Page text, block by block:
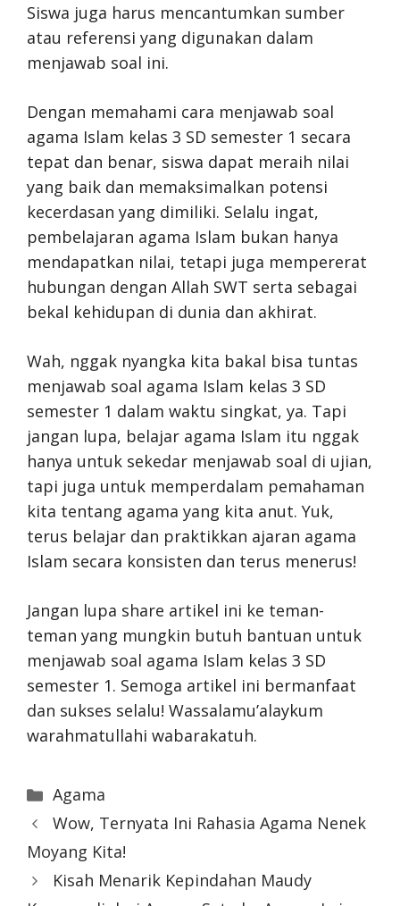
Siswa juga harus mencantumkan sumber
atau referensi yang digunakan dalam
menjawab soal ini.
Dengan memahami cara menjawab soal
agama Islam kelas 3 SD semester 1 secara
tepat dan benar, siswa dapat meraih nilai
yang baik dan memaksimalkan potensi
kecerdasan yang dimiliki. Selalu ingat,
pembelajaran agama Islam bukan hanya
mendapatkan nilai, tetapi juga mempererat
hubungan dengan Allah SWT serta sebagai
bekal kehidupan di dunia dan akhirat.
Wah, nggak nyangka kita bakal bisa tuntas
menjawab soal agama Islam kelas 3 SD
semester 1 dalam waktu singkat, ya. Tapi
jangan lupa, belajar agama Islam itu nggak
hanya untuk sekedar menjawab soal di ujian,
tapi juga untuk memperdalam pemahaman
kita tentang agama yang kita anut. Yuk,
terus belajar dan praktikkan ajaran agama
Islam secara konsisten dan terus menerus!
Jangan lupa share artikel ini ke teman-
teman yang mungkin butuh bantuan untuk
menjawab soal agama Islam kelas 3 SD
semester 1. Semoga artikel ini bermanfaat
dan sukses selalu! Wassalamu’alaykum
warahmatullahi wabarakatuh.
Categories
Agama
Wow, Ternyata Ini Rahasia Agama Nenek
Moyang Kita!
Kisah Menarik Kepindahan Maudy